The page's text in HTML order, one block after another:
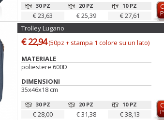
30 PZ
€ 23,63
20 PZ
€ 25,39
10 PZ
€ 27,61
Trolley Lugano
€ 22,94(50pz + stampa 1 colore su un lato)
MATERIALE
poliestere 600D
DIMENSIONI
35x46x18 cm
30 PZ
€ 28,00
20 PZ
€ 31,38
10 PZ
€ 38,13